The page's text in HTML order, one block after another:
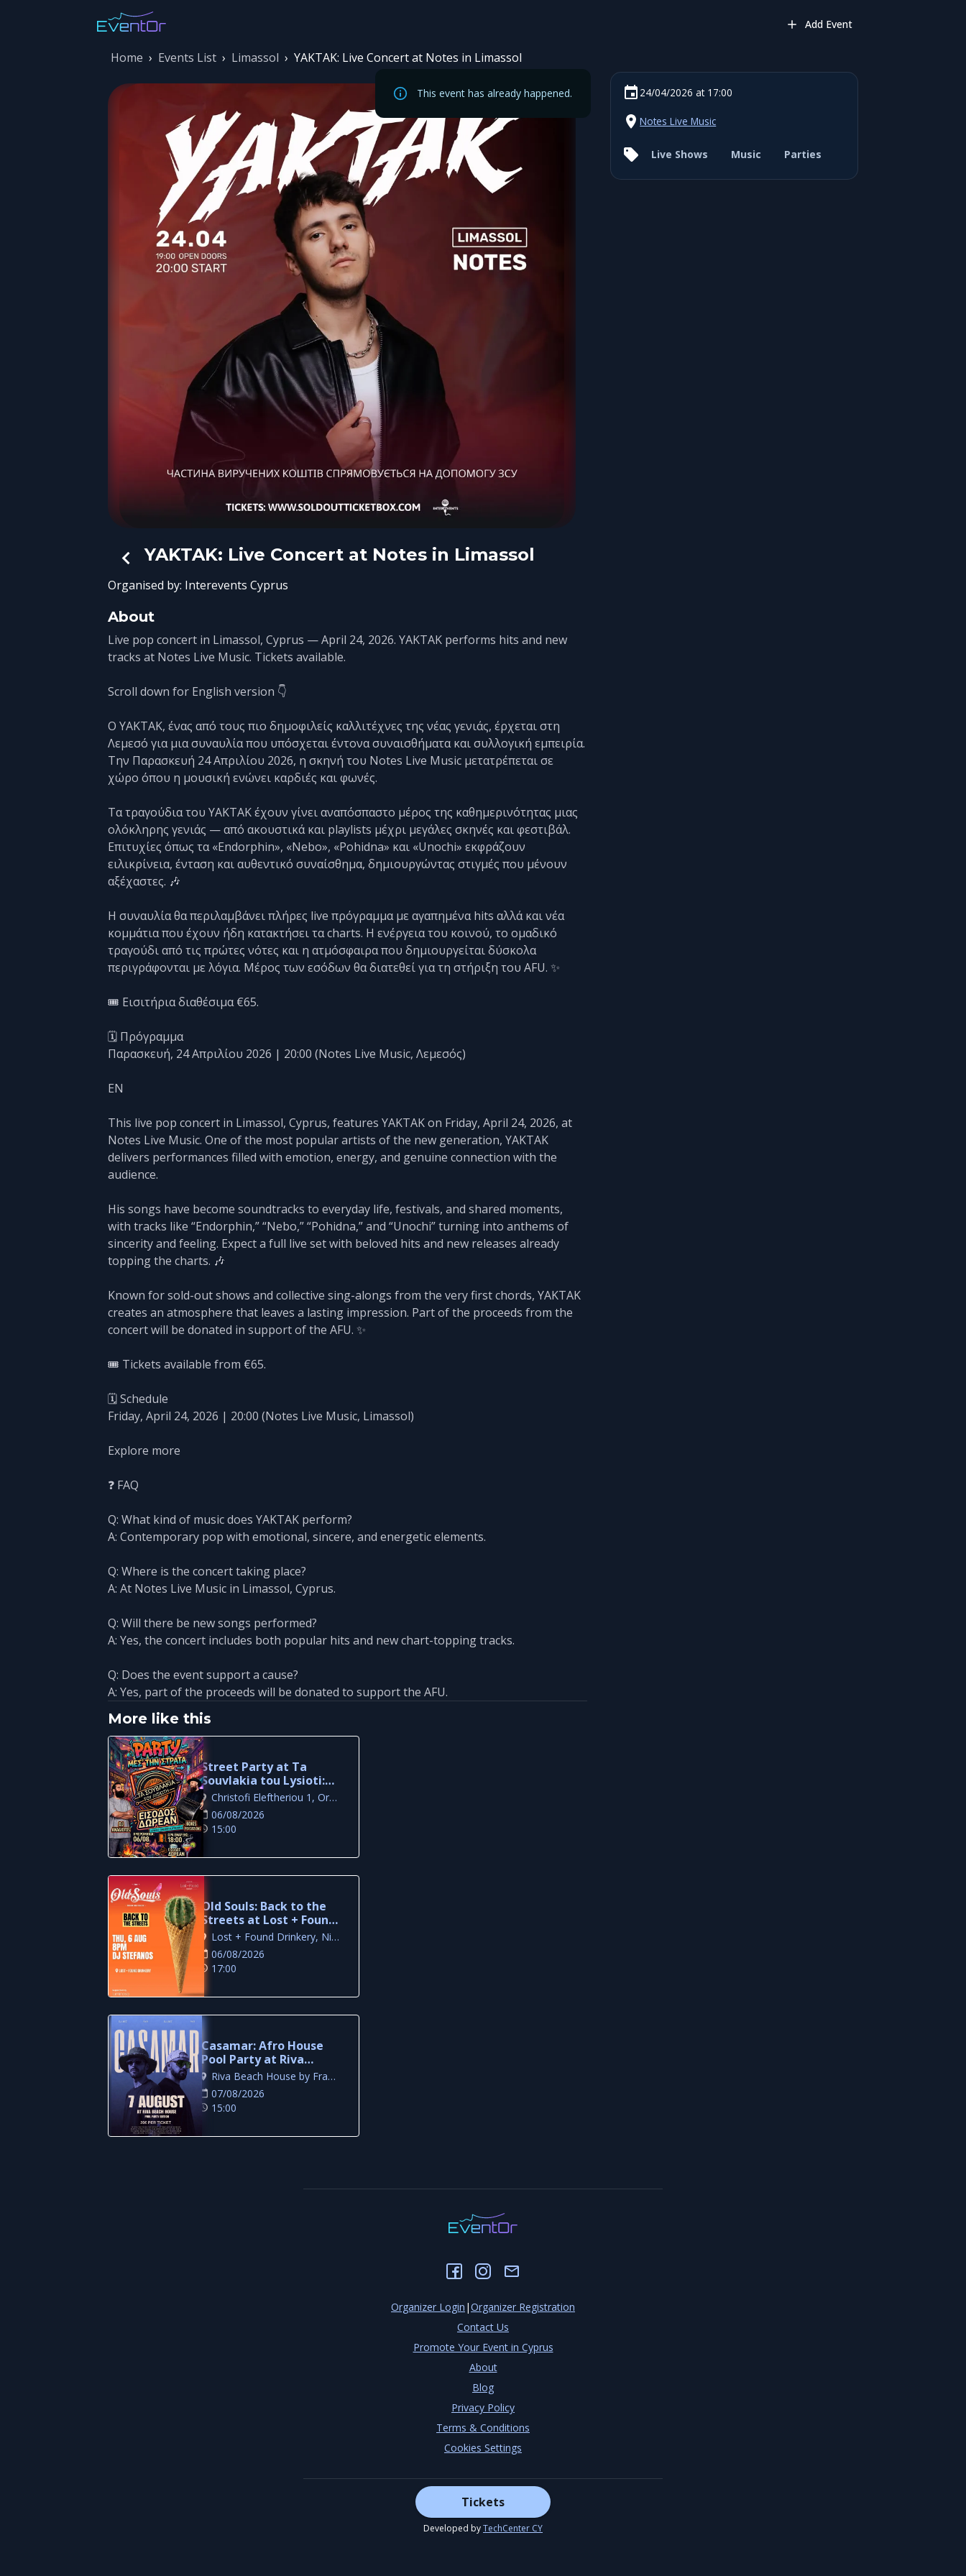
Add Event
This event has already happened.
Home › Events List › Limassol › YAKTAK: Live Concert at Notes in Limassol
YAKTAK: Live Concert at Notes in Limassol
Organised by: Interevents Cyprus
24/04/2026 at 17:00
Notes Live Music
Live Shows Music Parties
About
Live pop concert in Limassol, Cyprus — April 24, 2026. YAKTAK performs hits and new
tracks at Notes Live Music. Tickets available.
Scroll down for English version 👇
Ο YAKTAK, ένας από τους πιο δημοφιλείς καλλιτέχνες της νέας γενιάς, έρχεται στη
Λεμεσό για μια συναυλία που υπόσχεται έντονα συναισθήματα και συλλογική εμπειρία.
Την Παρασκευή 24 Απριλίου 2026, η σκηνή του Notes Live Music μετατρέπεται σε
χώρο όπου η μουσική ενώνει καρδιές και φωνές.
Τα τραγούδια του YAKTAK έχουν γίνει αναπόσπαστο μέρος της καθημερινότητας μιας
ολόκληρης γενιάς — από ακουστικά και playlists μέχρι μεγάλες σκηνές και φεστιβάλ.
Επιτυχίες όπως τα «Endorphin», «Nebo», «Pohidna» και «Unochі» εκφράζουν
ειλικρίνεια, ένταση και αυθεντικό συναίσθημα, δημιουργώντας στιγμές που μένουν
αξέχαστες. 🎶
Η συναυλία θα περιλαμβάνει πλήρες live πρόγραμμα με αγαπημένα hits αλλά και νέα
κομμάτια που έχουν ήδη κατακτήσει τα charts. Η ενέργεια του κοινού, το ομαδικό
τραγούδι από τις πρώτες νότες και η ατμόσφαιρα που δημιουργείται δύσκολα
περιγράφονται με λόγια. Μέρος των εσόδων θα διατεθεί για τη στήριξη του AFU. ✨
🎟️ Εισιτήρια διαθέσιμα €65.
🗓️ Πρόγραμμα
Παρασκευή, 24 Απριλίου 2026 | 20:00 (Notes Live Music, Λεμεσός)
EN
This live pop concert in Limassol, Cyprus, features YAKTAK on Friday, April 24, 2026, at
Notes Live Music. One of the most popular artists of the new generation, YAKTAK
delivers performances filled with emotion, energy, and genuine connection with the
audience.
His songs have become soundtracks to everyday life, festivals, and shared moments,
with tracks like “Endorphin,” “Nebo,” “Pohidna,” and “Unochі” turning into anthems of
sincerity and feeling. Expect a full live set with beloved hits and new releases already
topping the charts. 🎶
Known for sold-out shows and collective sing-alongs from the very first chords, YAKTAK
creates an atmosphere that leaves a lasting impression. Part of the proceeds from the
concert will be donated in support of the AFU. ✨
🎟️ Tickets available from €65.
🗓️ Schedule
Friday, April 24, 2026 | 20:00 (Notes Live Music, Limassol)
Explore more
❓ FAQ
Q: What kind of music does YAKTAK perform?
A: Contemporary pop with emotional, sincere, and energetic elements.
Q: Where is the concert taking place?
A: At Notes Live Music in Limassol, Cyprus.
Q: Will there be new songs performed?
A: Yes, the concert includes both popular hits and new chart-topping tracks.
Q: Does the event support a cause?
A: Yes, part of the proceeds will be donated to support the AFU.
More like this
Street Party at Ta
Souvlakia tou Lysioti:
Free Outdoor Night in
Larnaca
Christofi Eleftheriou 1, Oroklini, Larnaca
06/08/2026
15:00
Old Souls: Back to the
Streets at Lost + Found
Drinkery
Lost + Found Drinkery, Nicosia
06/08/2026
17:00
Casamar: Afro House
Pool Party at Riva
Beach House
Riva Beach House by Frame, Famagusta
07/08/2026
15:00
Tickets
Organizer Login |Organizer Registration
Contact Us
Promote Your Event in Cyprus
About
Blog
Privacy Policy
Terms & Conditions
Cookies Settings
2026EventOr
Developed byTechCenter CY